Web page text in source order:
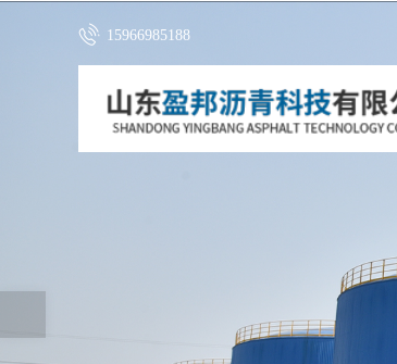
15966985188